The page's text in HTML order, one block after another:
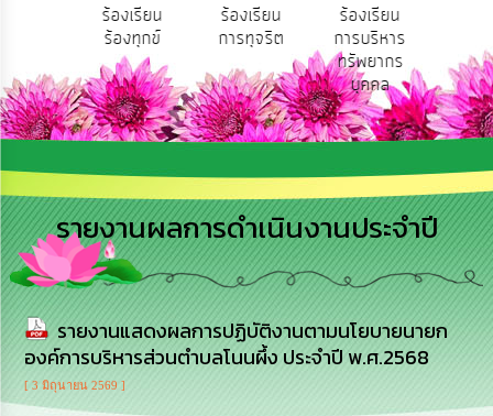
การ
บริหาร/
พัฒนา
ทรัพยากร
การ
บริหาร
งาน
การ
ส่ง
เสริม
ความ
โปร่งใส
ร้องเรียน
ร้องทุกข์
ร้องเรียน
การทุจริต
ร้องเรียน
การบริหาร
ทรัพยากร
บุคคล
ออ
รายงานผลการดำเนินงานประจำปี
รายงานแสดงผลการปฏิบัติงานตามนโยบายนายก
องค์การบริหารส่วนตำบลโนนผึ้ง ประจำปี พ.ศ.2568
[ 3 มิถุนายน 2569 ]